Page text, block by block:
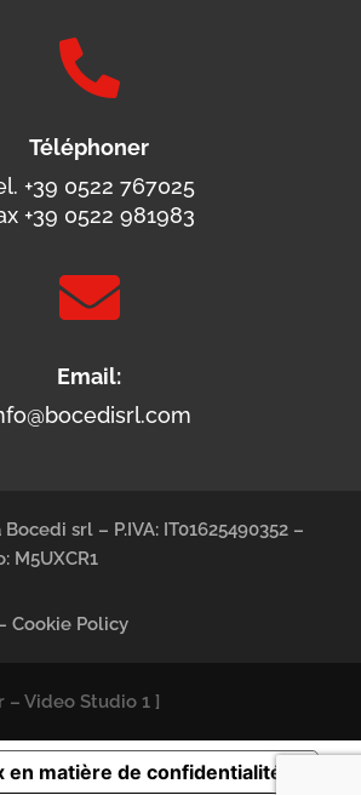

Téléphoner
+39 0522 767025
+39 0522 981983

Email:
srl – P.IVA: IT01625490352 –
M5UXCR1
Cookie Policy
– Video Studio 1]
en matière de confidentialité